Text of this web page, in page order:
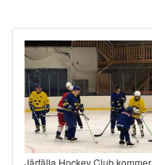
Järfälla Hockey Club kommer